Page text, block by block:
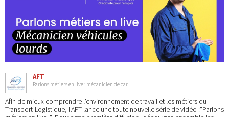
AFT
Parlons métiers en live : mécanicien de car
Afin de mieux comprendre l'environnement de travail et les métiers du
Transport-Logistique, l'AFT lance une toute nouvelle série de vidéo :"Parlons